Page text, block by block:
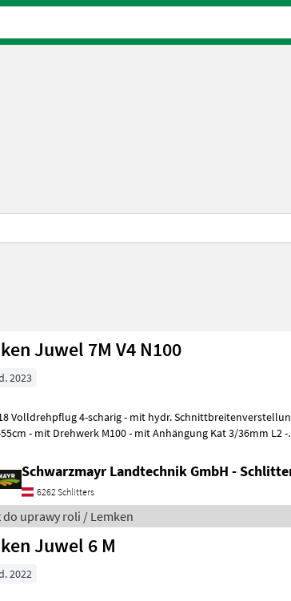
Juwel 7M V4 N100
2023
- mit Drehwerk M100 - mit Anhängung Kat 3/36mm L2 -
Schwarzmayr Landtechnik GmbH -
6262 Schlitters
do uprawy roli / Lemken
Juwel 6 M
2022